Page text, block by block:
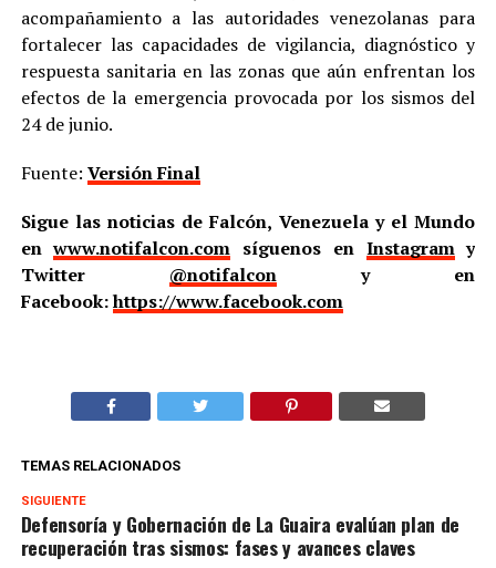
acompañamiento a las autoridades venezolanas para
fortalecer las capacidades de vigilancia, diagnóstico y
respuesta sanitaria en las zonas que aún enfrentan los
efectos de la emergencia provocada por los sismos del
24 de junio.
Fuente: Versión Final
Sigue las noticias de Falcón, Venezuela y el Mundo
enwww.notifalcon.com síguenos en Instagramy
Twitter @notifalcony en
Facebook:https://www.facebook.com
TEMAS RELACIONADOS
SIGUIENTE
Defensoría y Gobernación de La Guaira evalúan plan de
recuperación tras sismos: fases y avances claves